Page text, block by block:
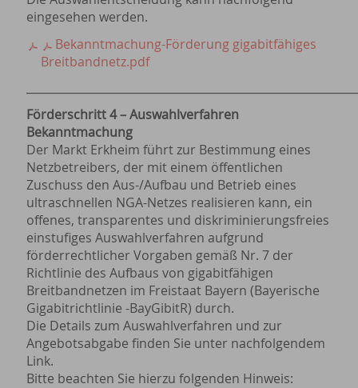
eingesehen werden.
Bekanntmachung-Förderung gigabitfähiges
Breitbandnetz.pdf
Förderschritt 4 – Auswahlverfahren
Bekanntmachung
Der Markt Erkheim führt zur Bestimmung eines
Netzbetreibers, der mit einem öffentlichen
Zuschuss den Aus-/Aufbau und Betrieb eines
ultraschnellen NGA-Netzes realisieren kann, ein
offenes, transparentes und diskriminierungsfreies
einstufiges Auswahlverfahren aufgrund
förderrechtlicher Vorgaben gemäß Nr. 7 der
Richtlinie des Aufbaus von gigabitfähigen
Breitbandnetzen im Freistaat Bayern (Bayerische
Gigabitrichtlinie -BayGibitR) durch.
Die Details zum Auswahlverfahren und zur
Angebotsabgabe finden Sie unter nachfolgendem
Link.
Bitte beachten Sie hierzu folgenden Hinweis: